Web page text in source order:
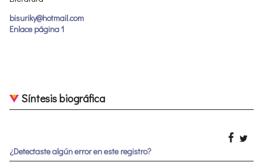
bisuriky@hotmail.com
Enlace página 1
Síntesis biográfica
¿Detectaste algún error en este registro?